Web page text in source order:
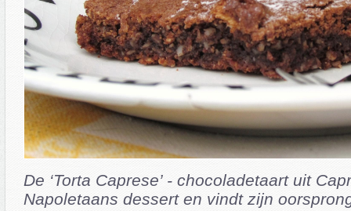
De ‘Torta Caprese’ - chocoladetaart uit
Napoletaans dessert en vindt zijn